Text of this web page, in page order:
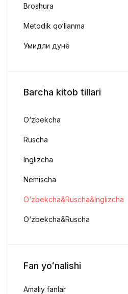
Broshura
Metodik qo‘llanma
Умидли дунё
Barcha kitob tillari
O‘zbekcha
Ruscha
Inglizcha
Nemischa
O‘zbekcha&Ruscha&Inglizcha
O‘zbekcha&Ruscha
Fan yoʻnalishi
Amaliy fanlar